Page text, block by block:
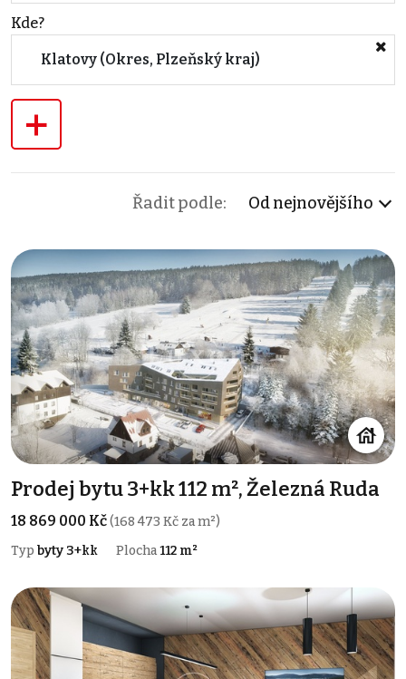
Kde?
Klatovy (Okres, Plzeňský kraj)
+
Řadit podle: Od nejnovějšího
Prodej bytu 3+kk 112 m², Železná Ruda
18 869 000 Kč(168 473 Kč za m²)
Typ byty 3+kk Plocha112 m²